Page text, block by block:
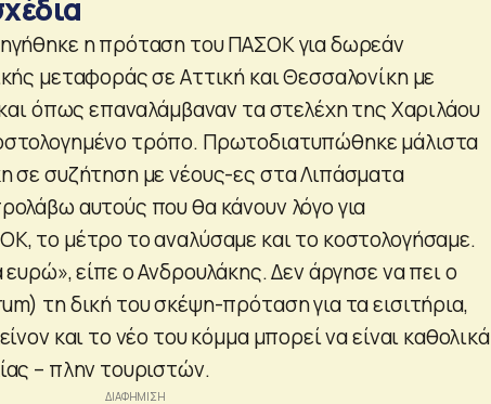
η πρόταση του ΠΑΣΟΚ για δωρεάν
μεταφοράς σε Αττική και Θεσσαλονίκη με
όπως επαναλάμβαναν τα στελέχη της Χαριλάου
τρόπο. Πρωτοδιατυπώθηκε μάλιστα
σε συζήτηση με νέους-ες στα Λιπάσματα
αυτούς που θα κάνουν λόγο για
το μέτρο το αναλύσαμε και το κοστολογήσαμε.
ευρώ», είπε ο Ανδρουλάκης. Δεν άργησε να πει ο
τη δική του σκέψη-πρόταση για τα εισιτήρια,
και το νέο του κόμμα μπορεί να είναι καθολικά
– πλην τουριστών.